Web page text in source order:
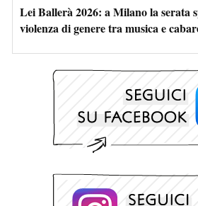
Lei Ballerà 2026: a Milano la serata
violenza di genere tra musica e